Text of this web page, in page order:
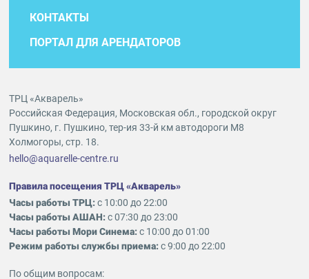
КОНТАКТЫ
ПОРТАЛ ДЛЯ АРЕНДАТОРОВ
ТРЦ «Акварель»
Российская Федерация, Московская обл., городской округ
Пушкино, г. Пушкино, тер-ия 33-й км автодороги М8
Холмогоры, стр. 18.
hello@aquarelle-centre.ru
Правила посещения ТРЦ «Акварель»
Часы работы ТРЦ:с 10:00 до 22:00
Часы работы АШАН:с 07:30 до 23:00
Часы работы Мори Синема:с 10:00 до 01:00
Режим работы службы приема:с 9:00 до 22:00
По общим вопросам: